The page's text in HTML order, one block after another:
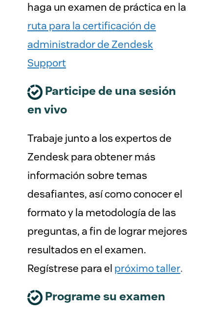
haga un examen de práctica en la
ruta para la certificación de
administrador de Zendesk
Support
Participe de una sesión
en vivo
Trabaje junto a los expertos de
Zendesk para obtener más
información sobre temas
desafiantes, así como conocer el
formato y la metodología de las
preguntas, a fin de lograr mejores
resultados en el examen.
Regístrese para el próximo taller.
Programe su examen